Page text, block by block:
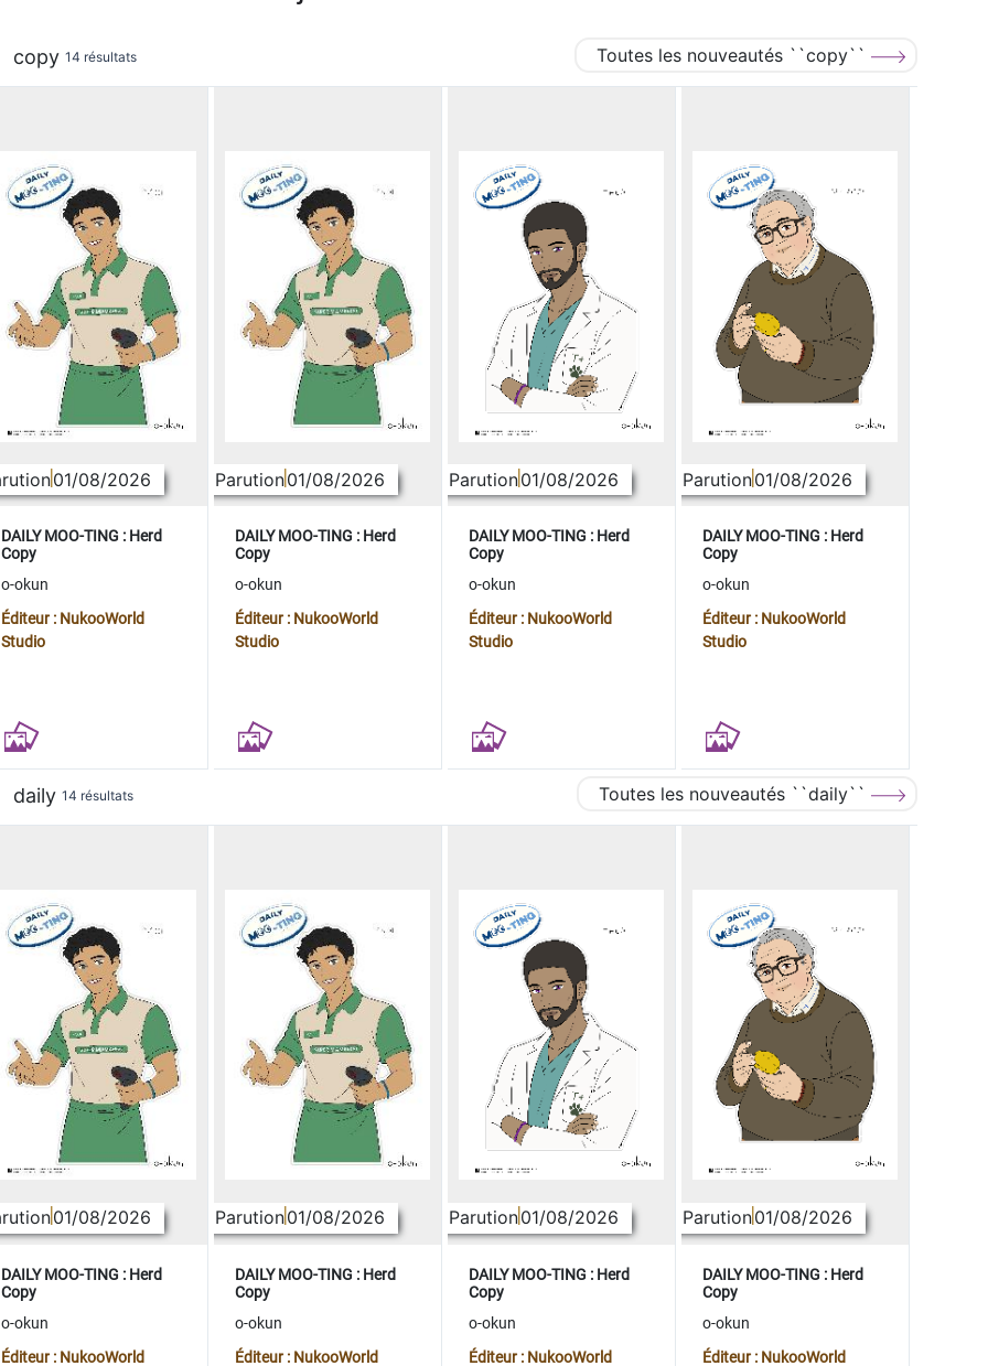
copy 14 résultats Toutes les nouveautés ``copy``
01/08/2026
DAILY MOO-TING : Herd
Copy
o-okun
Éditeur : NukooWorld
Studio
Parution01/08/2026
DAILY MOO-TING : Herd
Copy
o-okun
Éditeur : NukooWorld
Studio
Parution01/08/2026
DAILY MOO-TING : Herd
Copy
o-okun
Éditeur : NukooWorld
Studio
Parution01/08/2026
DAILY MOO-TING : Herd
Copy
o-okun
Éditeur : NukooWorld
Studio
daily 14 résultats Toutes les nouveautés ``daily``
01/08/2026
DAILY MOO-TING : Herd
Copy
o-okun
Éditeur : NukooWorld
Parution01/08/2026
DAILY MOO-TING : Herd
Copy
o-okun
Éditeur : NukooWorld
Parution01/08/2026
DAILY MOO-TING : Herd
Copy
o-okun
Éditeur : NukooWorld
Parution01/08/2026
DAILY MOO-TING : Herd
Copy
o-okun
Éditeur : NukooWorld